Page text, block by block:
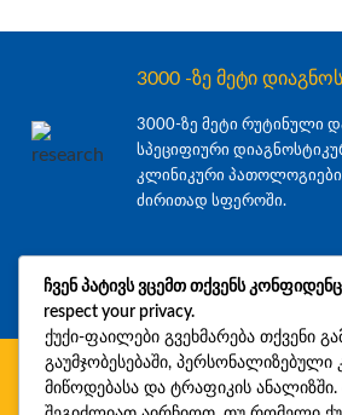
3000 -ზე მეტი
3000-ზე მეტი რუტინული
სპეციფიური
კლინიკური
ძირითად სფეროში.
გერმანია რუმინეთი
ჩვენ პატივს ვცემთ თქვენს
respect your privacy.
ქუქი-ფაილები გვეხმარება თქვენი
გაუმჯობესებაში, პერსონალიზებული
მიწოდებასა და ტრაფიკის ანალიზში.